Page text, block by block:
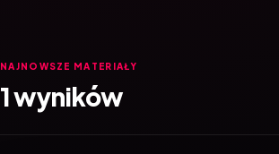
NAJNOWSZE MATERIAŁY
1 wyników